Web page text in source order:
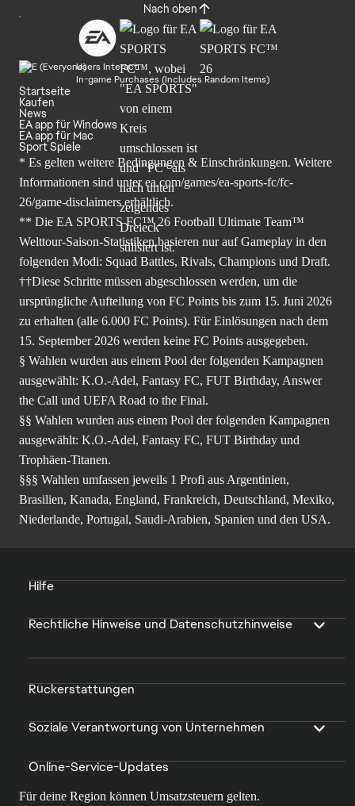
Nach oben
Users Interact
In-game Purchases (Includes Random Items)
Startseite
Kaufen
News
EA app für Windows
EA app für Mac
Sport Spiele
* Es gelten weitere Bedingungen & Einschränkungen. Weitere
Informationen sind unterea.com/games/ea-sports-fc/fc-
26/game-disclaimers erhältlich.
** Die EA SPORTS FC™ 26 Football Ultimate Team™
Welttour-Saison-Statistiken basieren nur auf Gameplay in den
folgenden Modi: Squad Battles, Rivals, Champions und Draft.
††Diese Schritte müssen abgeschlossen werden, um die
ursprüngliche Aufteilung von FC Points bis zum 15. Juni 2026
zu erhalten (alle 6.000 FC Points). Für Einlösungen nach dem
15. September 2026 werden keine FC Points ausgegeben.
§ Wahlen wurden aus einem Pool der folgenden Kampagnen
ausgewählt: K.O.-Adel, Fantasy FC, FUT Birthday, Answer
the Call und UEFA Road to the Final.
§§ Wahlen wurden aus einem Pool der folgenden Kampagnen
ausgewählt: K.O.-Adel, Fantasy FC, FUT Birthday und
Trophäen-Titanen.
§§§ Wahlen umfassen jeweils 1 Profi aus Argentinien,
Brasilien, Kanada, England, Frankreich, Deutschland, Mexiko,
Niederlande, Portugal, Saudi-Arabien, Spanien und den USA.
Hilfe
Rechtliche Hinweise und Datenschutzhinweise
Rückerstattungen
Soziale Verantwortung von Unternehmen
Online-Service-Updates
Für deine Region können Umsatzsteuern gelten.